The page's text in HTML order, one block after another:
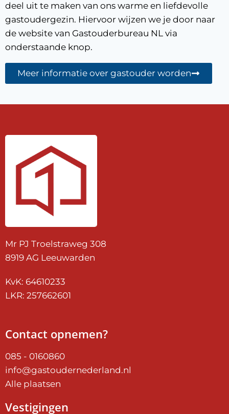
deel uit te maken van ons warme en liefdevolle
gastoudergezin. Hiervoor wijzen we je door naar
de website van Gastouderbureau NL via
onderstaande knop.
Meer informatie over gastouder worden
Mr PJ Troelstraweg 308
8919 AG Leeuwarden
KvK: 64610233
LKR: 257662601
Contact opnemen?
085 - 0160860
info@gastoudernederland.nl
Alle plaatsen
Vestigingen